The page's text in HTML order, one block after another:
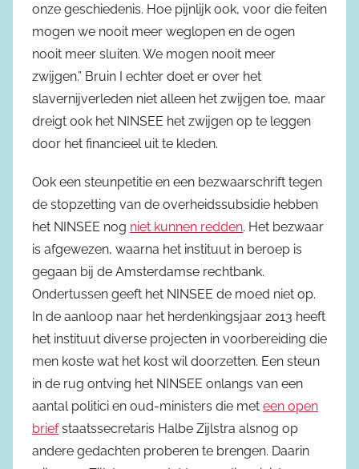
onze geschiedenis. Hoe pijnlijk ook, voor die feiten
mogen we nooit meer weglopen en de ogen
nooit meer sluiten. We mogen nooit meer
zwijgen.” Bruin I echter doet er over het
slavernijverleden niet alleen het zwijgen toe, maar
dreigt ook het NINSEE het zwijgen op te leggen
door het financieel uit te kleden.
Ook een steunpetitie en een bezwaarschrift tegen
de stopzetting van de overheidssubsidie hebben
het NINSEE nog niet kunnen redden. Het bezwaar
is afgewezen, waarna het instituut in beroep is
gegaan bij de Amsterdamse rechtbank.
Ondertussen geeft het NINSEE de moed niet op.
In de aanloop naar het herdenkingsjaar 2013 heeft
het instituut diverse projecten in voorbereiding die
men koste wat het kost wil doorzetten. Een steun
in de rug ontving het NINSEE onlangs van een
aantal politici en oud-ministers die met een open
briefstaatssecretaris Halbe Zijlstra alsnog op
andere gedachten proberen te brengen. Daarin